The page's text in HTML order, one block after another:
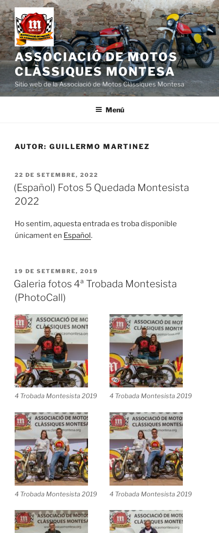
Vés
al
contingut
ASSOCIACIÓ DE MOTOS
CLÀSSIQUES MONTESA
Sitio web de la Associació de Motos Clàssiques Montesa
Menú
AUTOR: GUILLERMO MARTINEZ
PUBLICAT
A
22 DE SETEMBRE, 2022
(Español) Fotos 5 Quedada Montesista
2022
Ho sentim, aquesta entrada es troba disponible
únicament en Español.
PUBLICAT
A
19 DE SETEMBRE, 2019
Galeria fotos 4ª Trobada Montesista
(PhotoCall)
4 Trobada Montesista 2019 4 Trobada Montesista 2019
4 Trobada Montesista 2019 4 Trobada Montesista 2019